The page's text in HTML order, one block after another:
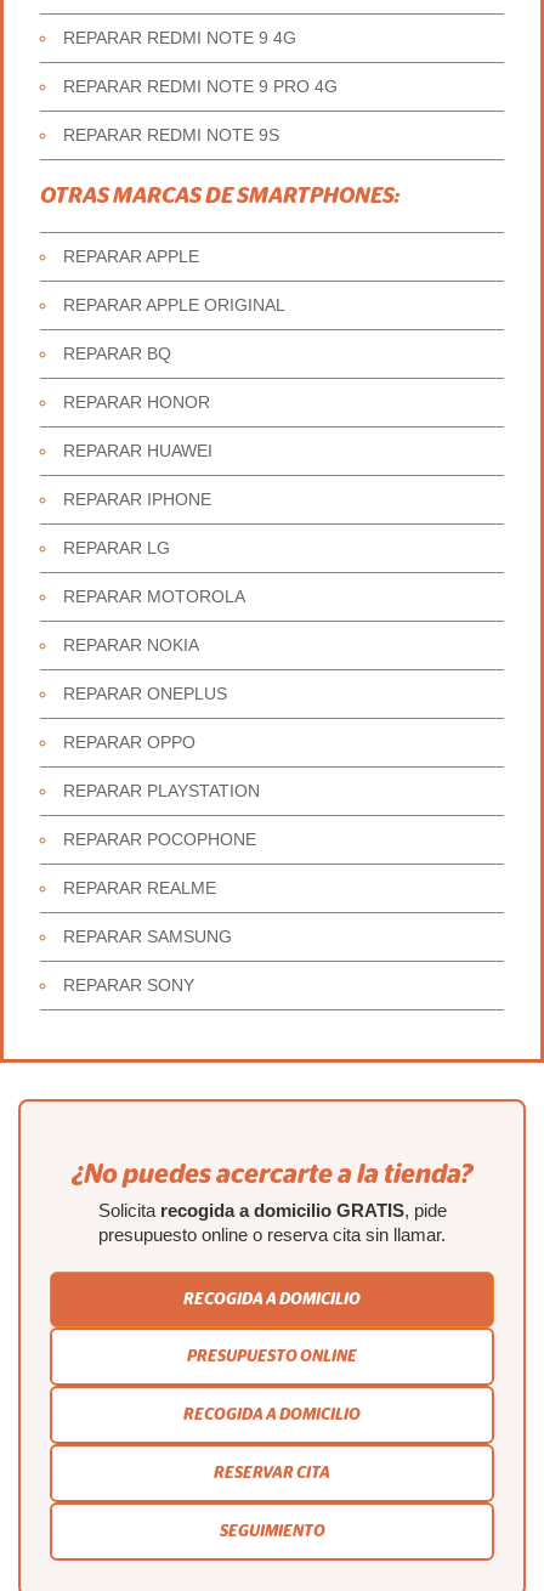
REPARAR REDMI NOTE 9 4G
REPARAR REDMI NOTE 9 PRO 4G
REPARAR REDMI NOTE 9S
OTRAS MARCAS DE SMARTPHONES:
REPARAR APPLE
REPARAR APPLE ORIGINAL
REPARAR BQ
REPARAR HONOR
REPARAR HUAWEI
REPARAR IPHONE
REPARAR LG
REPARAR MOTOROLA
REPARAR NOKIA
REPARAR ONEPLUS
REPARAR OPPO
REPARAR PLAYSTATION
REPARAR POCOPHONE
REPARAR REALME
REPARAR SAMSUNG
REPARAR SONY
¿No puedes acercarte a la tienda?
Solicita recogida a domicilio GRATIS, pide
presupuesto online o reserva cita sin llamar.
RECOGIDA A DOMICILIO
PRESUPUESTO ONLINE
RECOGIDA A DOMICILIO
RESERVAR CITA
SEGUIMIENTO